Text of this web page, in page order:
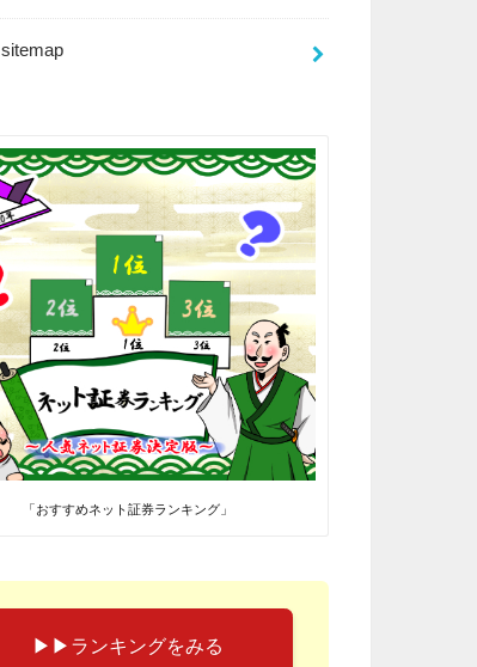
sitemap
「おすすめネット証券ランキング」
▶︎▶︎ランキングをみる